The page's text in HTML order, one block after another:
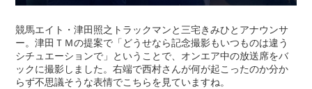
競馬エイト・津田照之トラックマンと三宅きみひとアナウンサ
ー。津田ＴＭの提案で「どうせなら記念撮影もいつものは違う
シチュエーションで」ということで、オンエア中の放送席をバ
ックに撮影しました。右端で西村さんが何が起こったのか分か
らず不思議そうな表情でこちらを見ていますね。